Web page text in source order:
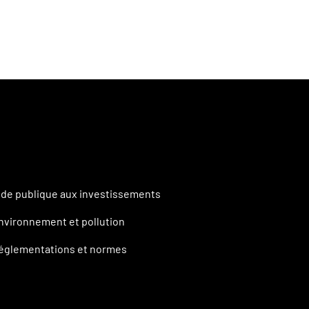
publique aux investissements
et pollution
et normes